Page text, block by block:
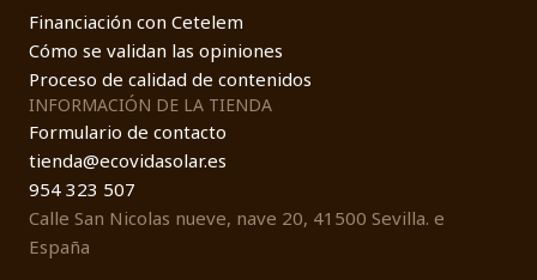
Financiación con Cetelem
Cómo se validan las opiniones
Proceso de calidad de contenidos
INFORMACIÓN DE LA TIENDA
Formulario de contacto
tienda@ecovidasolar.es
954 323 507
Calle San Nicolas nueve, nave 20, 41500 Sevilla. e
España